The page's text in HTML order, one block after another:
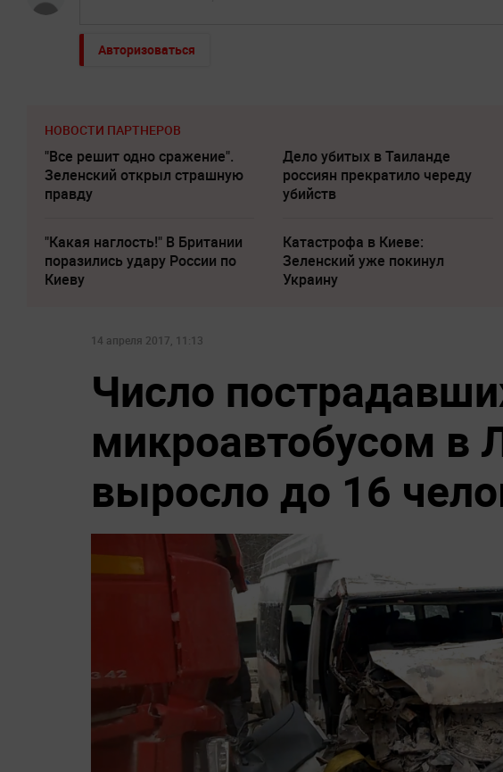
Авторизоваться
НОВОСТИ ПАРТНЕРОВ
"Все решит одно сражение".
Зеленский открыл страшную
правду
Дело убитых в Таиланде
россиян прекратило череду
убийств
"Какая наглость!" В Британии
поразились удару России по
Киеву
Катастрофа в Киеве:
Зеленский уже покинул
Украину
14 апреля 2017, 11:13
Число
микроавтобусом в
выросло до 16